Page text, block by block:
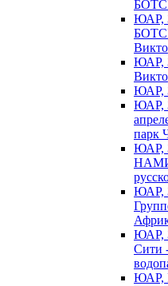
ЮАР,
ЮАР,
ЮАР,
ЮАР,
парк
ЮАР,
ЮАР,
ЮАР,
Сити
ЮАР,